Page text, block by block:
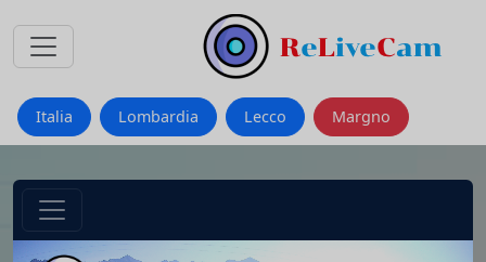
Italia Lombardia Lecco Margno